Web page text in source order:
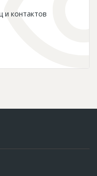
и контактов